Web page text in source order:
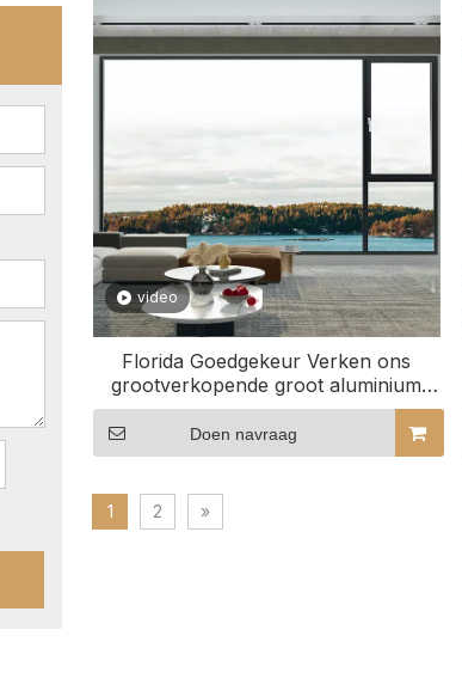
video
Florida Goedgekeur Verken ons
grootverkopende groot aluminium
vensters
Doen navraag
1 2 »